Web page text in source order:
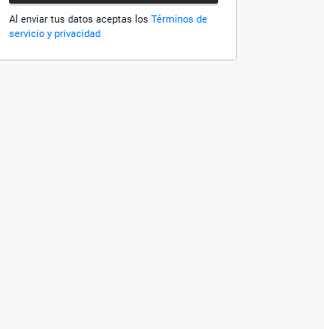
Al enviar tus datos aceptas los Términos de
servicio y privacidad